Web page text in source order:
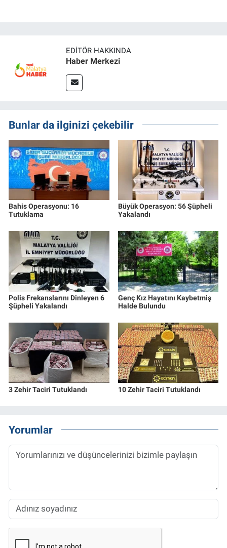
EDITÖR HAKKINDA
Haber Merkezi
Bunlar da ilginizi çekebilir
Bahis Operasyonu: 16
Tutuklama
Büyük Operasyon: 56 Şüpheli
Yakalandı
Polis Frekanslarını Dinleyen 6
Şüpheli Yakalandı
Genç Kız Hayatını Kaybetmiş
Halde Bulundu
3 Zehir Taciri Tutuklandı 10 Zehir Taciri Tutuklandı
Yorumlar